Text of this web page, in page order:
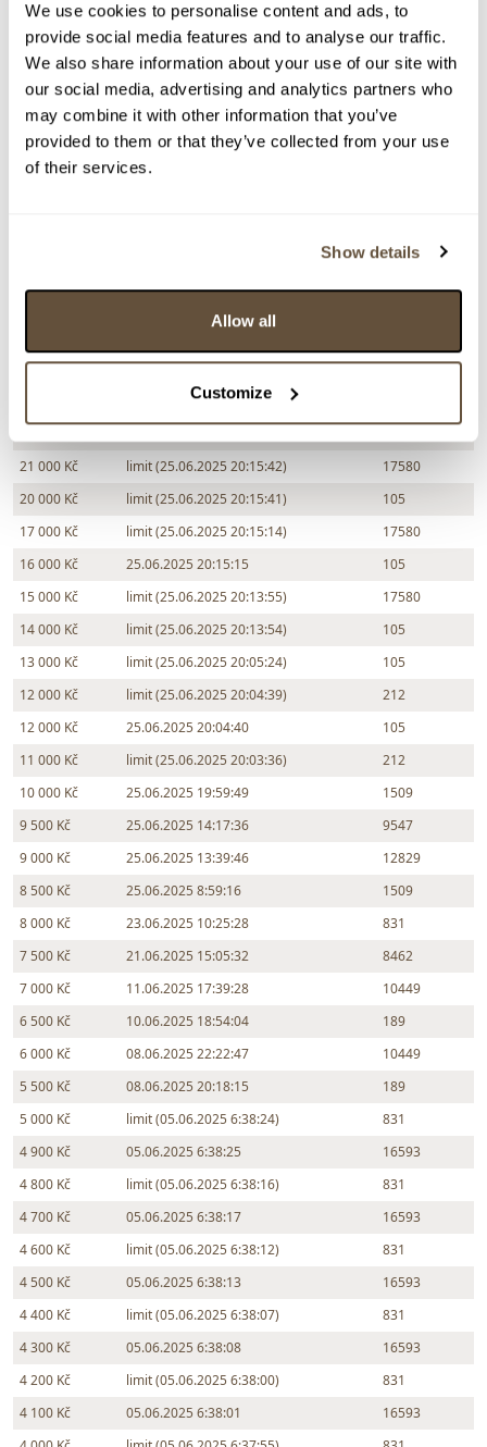
We use cookies to personalise content and ads, to
provide social media features and to analyse our traffic.
We also share information about your use of our site with
our social media, advertising and analytics partners who
may combine it with other information that you’ve
provided to them or that they’ve collected from your use
of their services.
Show details
Allow all
Customize
Vyvolávací cena:
3 000 Kč
vydraženo za:
25 000 Kč
Zpět na aukční výsledky
24 000 Kč
25.06.2025 20:19:25
105
limit (25.06.2025 20:16:07)
21 000 Kč
limit (25.06.2025 20:15:42)
17580
20 000 Kč
limit (25.06.2025 20:15:41)
105
17 000 Kč
limit (25.06.2025 20:15:14)
17580
16 000 Kč
25.06.2025 20:15:15
105
15 000 Kč
limit (25.06.2025 20:13:55)
17580
14 000 Kč
limit (25.06.2025 20:13:54)
105
13 000 Kč
limit (25.06.2025 20:05:24)
105
12 000 Kč
limit (25.06.2025 20:04:39)
212
12 000 Kč
25.06.2025 20:04:40
105
11 000 Kč
limit (25.06.2025 20:03:36)
212
10 000 Kč
25.06.2025 19:59:49
1509
9 500 Kč
25.06.2025 14:17:36
9547
9 000 Kč
25.06.2025 13:39:46
12829
8 500 Kč
25.06.2025 8:59:16
1509
8 000 Kč
23.06.2025 10:25:28
831
7 500 Kč
21.06.2025 15:05:32
8462
7 000 Kč
11.06.2025 17:39:28
10449
6 500 Kč
10.06.2025 18:54:04
189
6 000 Kč
08.06.2025 22:22:47
10449
5 500 Kč
08.06.2025 20:18:15
189
5 000 Kč
limit (05.06.2025 6:38:24)
831
4 900 Kč
05.06.2025 6:38:25
16593
4 800 Kč
limit (05.06.2025 6:38:16)
831
4 700 Kč
05.06.2025 6:38:17
16593
4 600 Kč
limit (05.06.2025 6:38:12)
831
4 500 Kč
05.06.2025 6:38:13
16593
4 400 Kč
limit (05.06.2025 6:38:07)
831
4 300 Kč
05.06.2025 6:38:08
16593
4 200 Kč
limit (05.06.2025 6:38:00)
831
4 100 Kč
05.06.2025 6:38:01
16593